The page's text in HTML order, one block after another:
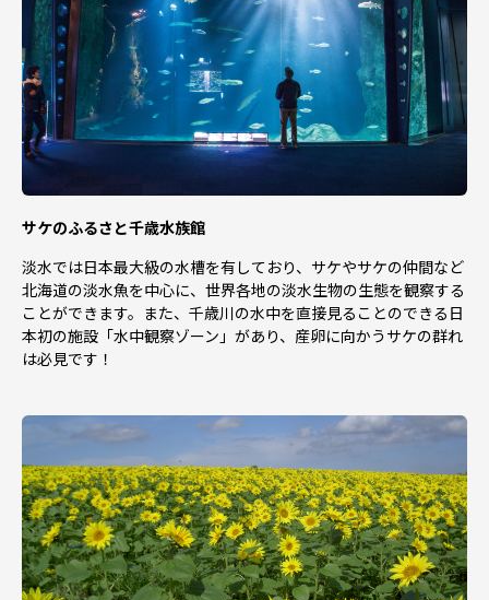
サケのふるさと千歳水族館
淡水では日本最大級の水槽を有しており、サケやサケの仲間など
北海道の淡水魚を中心に、世界各地の淡水生物の生態を観察する
ことができます。また、千歳川の水中を直接見ることのできる日
本初の施設「水中観察ゾーン」があり、産卵に向かうサケの群れ
は必見です！